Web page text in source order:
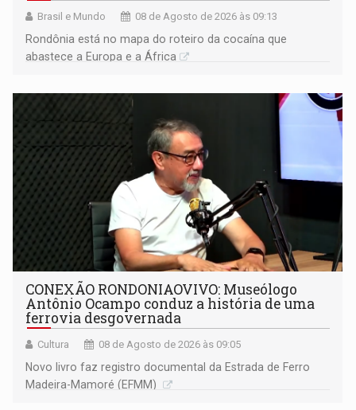
Brasil e Mundo 08 de Agosto de 2026 às 09:13
Rondônia está no mapa do roteiro da cocaína que
abastece a Europa e a África
CONEXÃO RONDONIAOVIVO: Museólogo
Antônio Ocampo conduz a história de uma
ferrovia desgovernada
Cultura 08 de Agosto de 2026 às 09:05
Novo livro faz registro documental da Estrada de Ferro
Madeira-Mamoré (EFMM)